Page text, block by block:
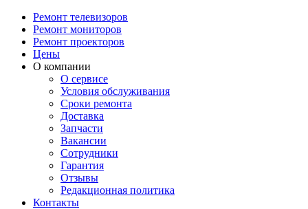
Ремонт телевизоров
Ремонт мониторов
Ремонт проекторов
Цены
О компании
О сервисе
Условия обслуживания
Сроки ремонта
Доставка
Запчасти
Вакансии
Сотрудники
Гарантия
Отзывы
Редакционная политика
Контакты